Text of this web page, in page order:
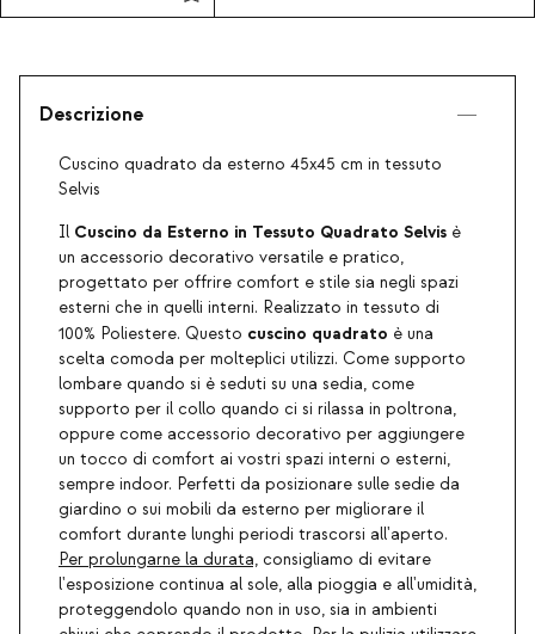
Descrizione
Cuscino quadrato da esterno 45x45 cm in tessuto
Selvis
Il Cuscino da Esterno in Tessuto Quadrato Selvis è
un accessorio decorativo versatile e pratico,
progettato per offrire comfort e stile sia negli spazi
esterni che in quelli interni. Realizzato in tessuto di
100% Poliestere. Questo cuscino quadrato è una
scelta comoda per molteplici utilizzi. Come supporto
lombare quando si è seduti su una sedia, come
supporto per il collo quando ci si rilassa in poltrona,
oppure come accessorio decorativo per aggiungere
un tocco di comfort ai vostri spazi interni o esterni,
sempre indoor. Perfetti da posizionare sulle sedie da
giardino o sui mobili da esterno per migliorare il
comfort durante lunghi periodi trascorsi all'aperto.
Per prolungarne la durata, consigliamo di evitare
l'esposizione continua al sole, alla pioggia e all'umidità,
proteggendolo quando non in uso, sia in ambienti